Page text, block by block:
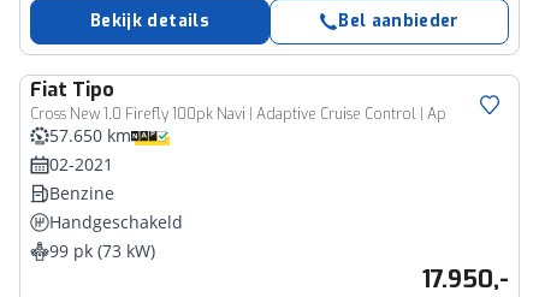
Bekijk details Bel aanbieder
Fiat Tipo
Cross New 1.0 Firefly 100pk Navi | Adaptive Cruise Control | Ap
57.650 km
02-2021
Benzine
Handgeschakeld
99 pk (73 kW)
17.950,-